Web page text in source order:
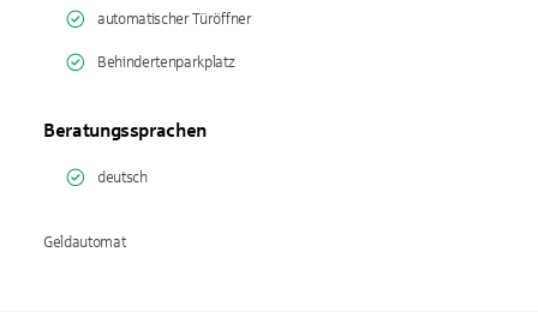
automatischer Türöffner
Behindertenparkplatz
Beratungssprachen
deutsch
Geldautomat